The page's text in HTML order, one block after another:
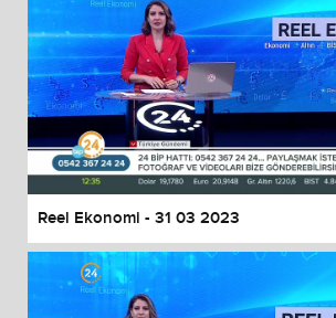
Reel Ekonomi - 31 03 2023